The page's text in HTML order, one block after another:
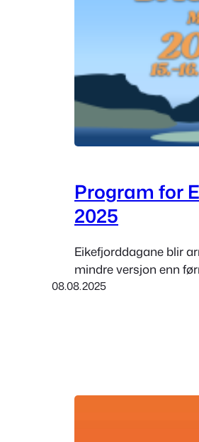
Program for
2025
Eikefjorddagane blir
mindre versjon enn
08.08.2025